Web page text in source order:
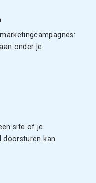
onder je
site of je
doorsturen kan